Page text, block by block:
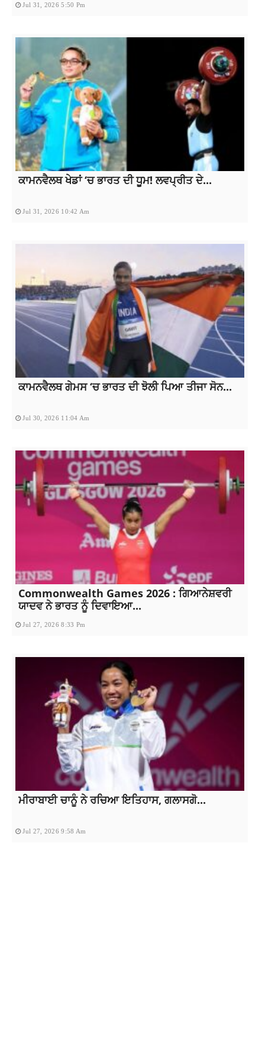
Jul 31, 2026 5:50 Pm
ਕਾਮਨਵੈਲਥ ਖੇਡਾਂ ‘ਚ ਭਾਰਤ ਦੀ ਧੂਮ! ਲਵਪ੍ਰੀਤ ਦੇ...
Jul 31, 2026 10:42 Am
ਕਾਮਨਵੈਲਥ ਗੇਮਸ ‘ਚ ਭਾਰਤ ਦੀ ਝੋਲੀ ਪਿਆ ਤੀਜਾ ਸੋਨ...
Jul 30, 2026 11:04 Am
Commonwealth Games 2026 : ਗਿਆਨੇਸ਼ਵਰੀ
ਯਾਦਵ ਨੇ ਭਾਰਤ ਨੂੰ ਦਿਵਾਇਆ...
Jul 27, 2026 8:33 Pm
ਮੀਰਾਬਾਈ ਚਾਨੂੰ ਨੇ ਰਚਿਆ ਇਤਿਹਾਸ, ਗਲਾਸਗੋ...
Jul 27, 2026 9:58 Am